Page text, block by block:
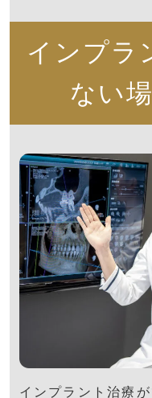
インプラ
ない
インプラント治療